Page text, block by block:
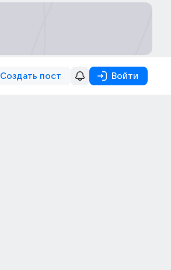
Создать пост Войти